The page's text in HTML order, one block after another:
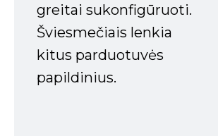
greitai sukonfigūruoti.
Šviesmečiais lenkia
kitus parduotuvės
papildinius.